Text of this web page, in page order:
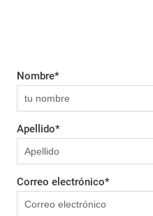
Nombre*
Apellido*
Correo electrónico*